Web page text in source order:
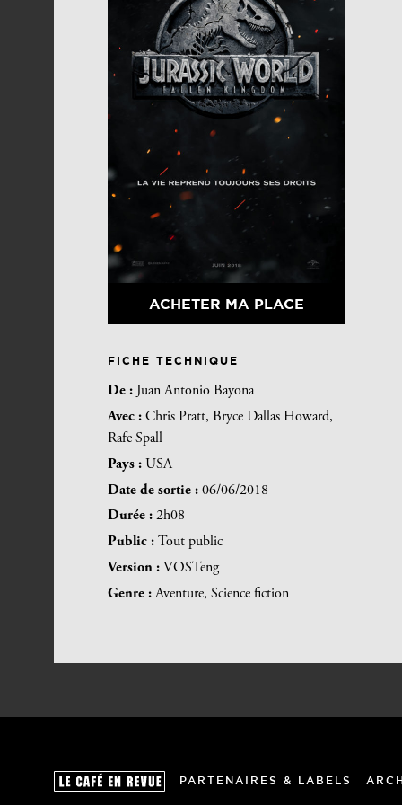
ACHETER MA PLACE
FICHE TECHNIQUE
De : Juan Antonio Bayona
Avec : Chris Pratt, Bryce Dallas Howard,
Rafe Spall
Pays : USA
Date de sortie : 06/06/2018
Durée : 2h08
Public : Tout public
Version : VOSTeng
Genre :Aventure, Science fiction
PARTENAIRES & LABELS